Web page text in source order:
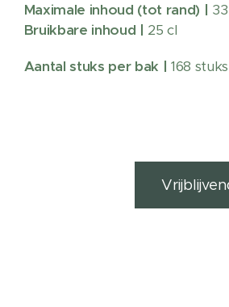
Maximale inhoud (tot rand) |
Bruikbare inhoud | 25 cl
Aantal stuks per bak | 168 stuks